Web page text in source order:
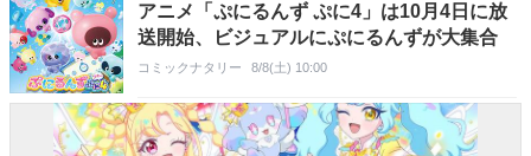
アニメ「ぷにるんず ぷに4」は10月4日に放
送開始、ビジュアルにぷにるんずが大集合
コミックナタリー 8/8(土) 10:00